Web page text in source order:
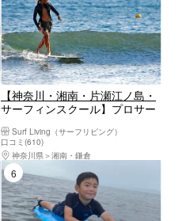
【神奈川・湘南・片瀬江ノ島・
サーフィンスクール】プロサー
大人・親子大歓迎！！ 湘南の
海を満喫！！ 楽しいサーフィ
ンスクール！！
Surf Living（サーフリビング）
口コミ(610)
神奈川県
湘南・鎌倉
6位